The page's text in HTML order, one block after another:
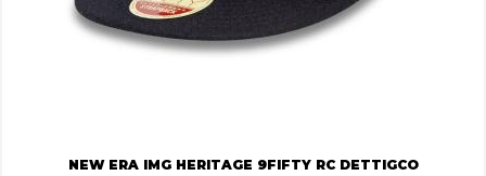
NEW ERA IMG HERITAGE 9FIFTY RC DETTIGCO